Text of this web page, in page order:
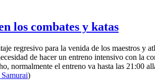
los combates y katas
regresivo para la venida de los maestros y
de hacer un entreno intensivo con la
normalmente el entreno va hasta las 21:00
)